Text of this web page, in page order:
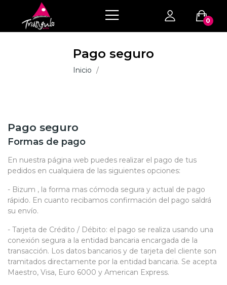
0
Pago seguro
Inicio
Pago seguro
Formas de pago
En nuestra página web puedes realizar el pago de tus
pedidos en cualquiera de las siguientes opciones:
- Bizum , la forma mas cómoda segura y actual de pago
rápido. En cuanto recibamos confirmación del pago saldrá
su envío.
- Tarjeta de Crédito / Débito: el pago se realiza usando una
conexión segura a la entidad bancaria encargada de la
transacción. Los datos bancarios y de tarjeta del cliente son
tramitados directamente por la entidad bancaria. Se acepta
Maestro, Visa, Euro 6000 y American Express.